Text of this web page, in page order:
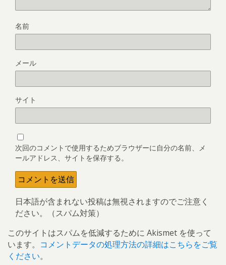
名前
メール
サイト
次回のコメントで使用するためブラウザーに自分の名前、メ
ールアドレス、サイトを保存する。
日本語が含まれない投稿は無視されますのでご注意く
ださい。（スパム対策）
このサイトはスパムを低減するために Akismet を使って
います。 コメントデータの処理方法の詳細はこちらをご覧
ください。